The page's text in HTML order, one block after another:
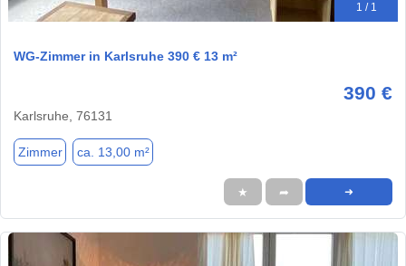
1 / 1
WG-Zimmer in Karlsruhe 390 € 13 m²
390 €
Karlsruhe, 76131
Zimmer ca. 13,00 m²
★ ➦ ➜